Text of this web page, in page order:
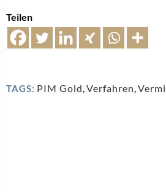
Teilen
TAGS: PIM Gold,Verfahren,